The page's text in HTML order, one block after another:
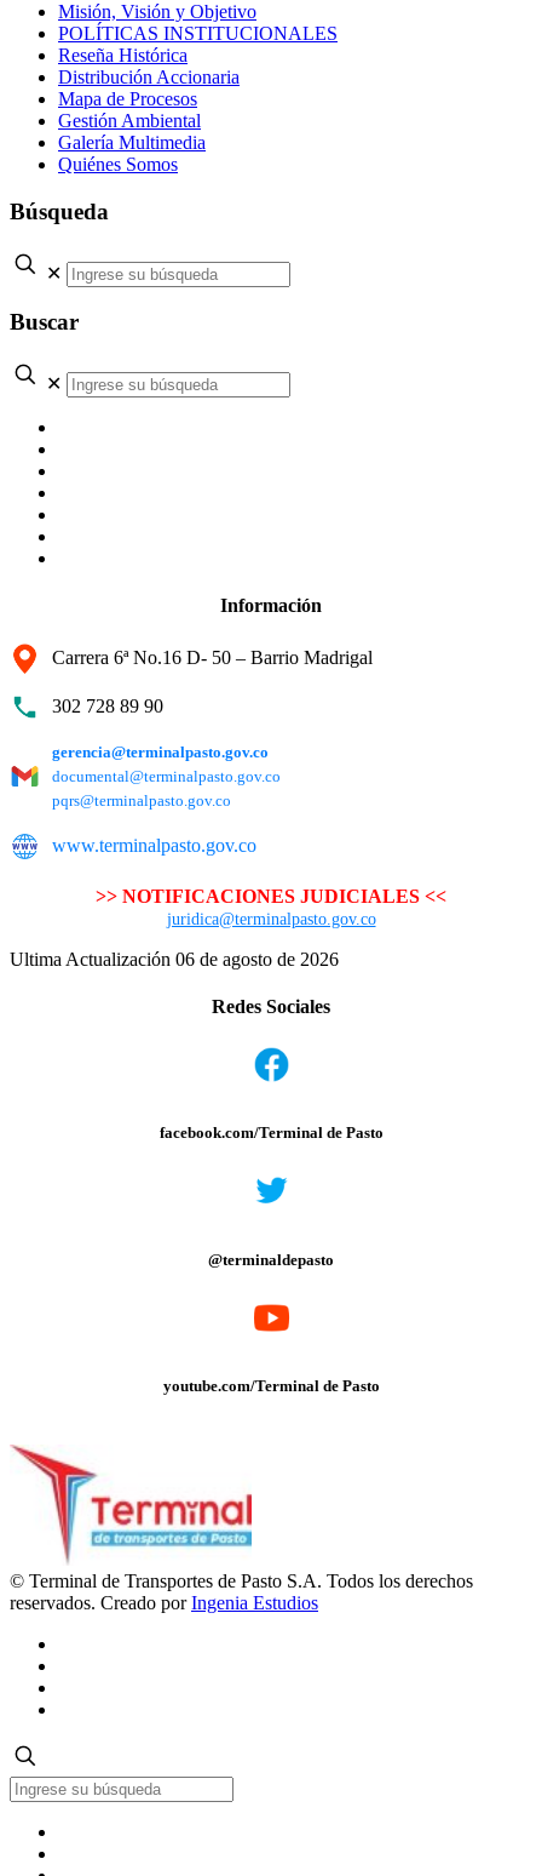
Misión, Visión y Objetivo
POLÍTICAS INSTITUCIONALES
Reseña Histórica
Distribución Accionaria
Mapa de Procesos
Gestión Ambiental
Galería Multimedia
Quiénes Somos
Búsqueda
✕
Buscar
✕
Información
Carrera 6ª No.16 D- 50 – Barrio Madrigal
302 728 89 90
gerencia@terminalpasto.gov.co
documental@terminalpasto.gov.co
pqrs@terminalpasto.gov.co
www.terminalpasto.gov.co
>> NOTIFICACIONES JUDICIALES <<
juridica@terminalpasto.gov.co
Ultima Actualización 06 de agosto de 2026
Redes Sociales
facebook.com/Terminal de Pasto
@terminaldepasto
youtube.com/Terminal de Pasto
© Terminal de Transportes de Pasto S.A. Todos los derechos
reservados. Creado porIngenia Estudios